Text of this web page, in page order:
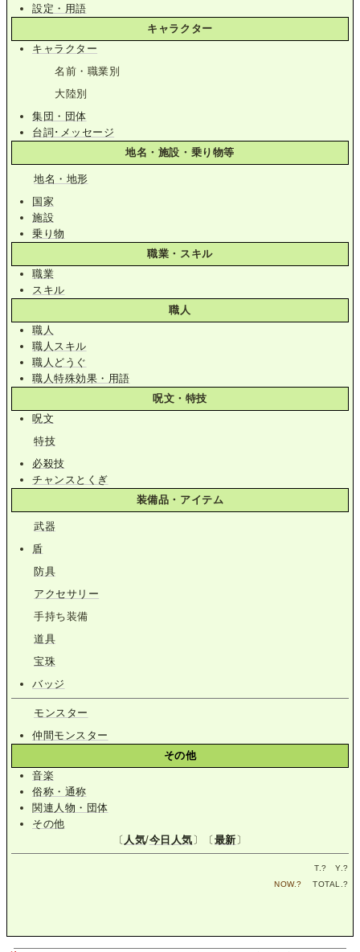
設定・用語
キャラクター
キャラクター
名前・職業別
大陸別
集団・団体
台詞･メッセージ
地名・施設・乗り物等
地名・地形
国家
施設
乗り物
職業・スキル
職業
スキル
職人
職人
職人スキル
職人どうぐ
職人特殊効果・用語
呪文・特技
呪文
特技
必殺技
チャンスとくぎ
装備品・アイテム
武器
盾
防具
アクセサリー
手持ち装備
道具
宝珠
バッジ
モンスター
仲間モンスター
その他
音楽
俗称・通称
関連人物・団体
その他
〔 人気/今日人気 〕〔 最新 〕
T.? Y.?
NOW.? TOTAL.?